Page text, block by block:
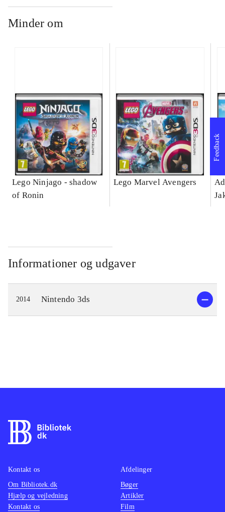
Minder om
Lego Ninjago - shadow
of Ronin
Lego Marvel Avengers
Informationer og udgaver
2014 Nintendo 3ds
Feedback
Kontakt os
Om Bibliotek.dk
Hjælp og vejledning
Kontakt os
Afdelinger
Bøger
Artikler
Film